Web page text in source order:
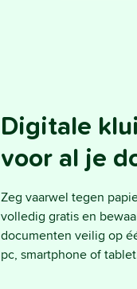
Digitale
voor al je
Zeg vaarwel tegen
volledig gratis en
documenten veilig op
pc, smartphone of